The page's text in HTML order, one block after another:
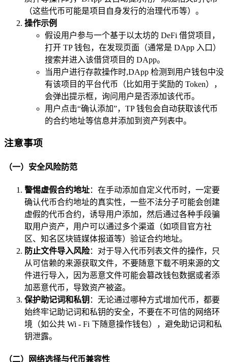
（这些代币可能是项目自身发行的治理代币等）。
操作示例
假设用户参与一个基于以太坊的 DeFi 借贷项目，
打开 TP 钱包，在发现页面（通常是 DApp 入口）
搜索并进入该借贷项目的 DApp。
当用户进行存款操作时,DApp 检测到用户钱包中没
有该项目的平台代币（比如用于奖励的 Token），
会弹出提示框，询问用户是否添加该代币。
用户点击“确认添加”，TP 钱包会自动获取该代币
的合约地址等信息并添加到资产列表中。
注意事项
（一）安全风险防范
警惕虚假合约地址：在手动添加自定义代币时，一定要
确认代币合约地址的真实性，一些不法分子可能会创建
虚假的代币合约，诱导用户添加，然后通过各种手段骗
取用户资产，用户可以通过多个渠道（如项目官方社
区、知名区块链媒体报道等）验证合约地址。
防止文件导入风险：对于导入代币列表文件的操作，只
从可信赖的来源获取文件，不要随意下载不明来源的文
件进行导入，因为恶意文件可能会篡改钱包数据或者添
加恶意代币，导致资产被盗。
保护助记词和私钥 ：无论通过哪种方式增加代币，都要
始终牢记助记词和私钥的安全，不要在不可信的网络环
境（如公共 Wi - Fi 下随意操作钱包），避免助记词和私
钥泄露。
（二）网络选择与代币兼容性